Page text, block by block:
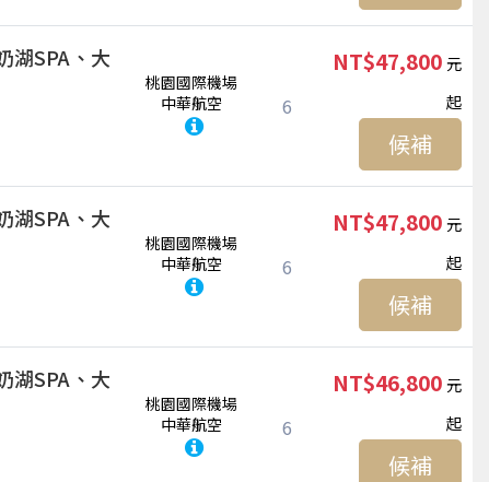
湖SPA、大
桃園國際機場
中華航空
6
NT$47,800
起
候補
湖SPA、大
桃園國際機場
中華航空
6
NT$47,800
起
候補
湖SPA、大
桃園國際機場
中華航空
6
NT$46,800
起
候補